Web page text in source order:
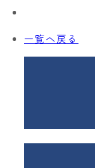
一覧へ戻る